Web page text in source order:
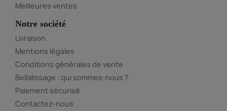
Meilleures ventes
Notre société
Livraison
Mentions légales
Conditions générales de vente
Bellalissage : qui sommes-nous ?
Paiement sécurisé
Contactez-nous